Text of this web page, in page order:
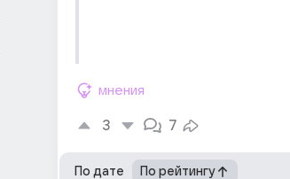
мнения
3 7
По дате По рейтингу